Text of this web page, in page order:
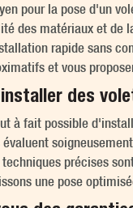
pour la pose d'un
des matériaux et de
rapide sans
et vous
des
à fait possible
précises
une pose